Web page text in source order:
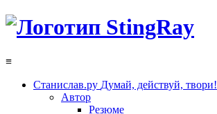
≡
Станислав.ру Думай, действуй, твори!
Автор
Резюме